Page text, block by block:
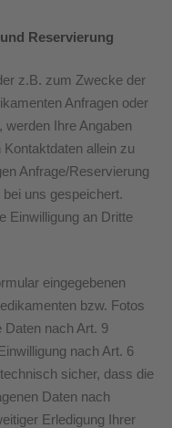
Reservierung
z.B. zum Zwecke der
Anfragen oder
Ihre Angaben
allein zu
Anfrage/Reservierung
uns gespeichert.
Einwilligung an Dritte
eingegebenen
bzw. Fotos
nach Art. 9
nach Art. 6
sicher, dass die
Daten nach
Erledigung Ihrer